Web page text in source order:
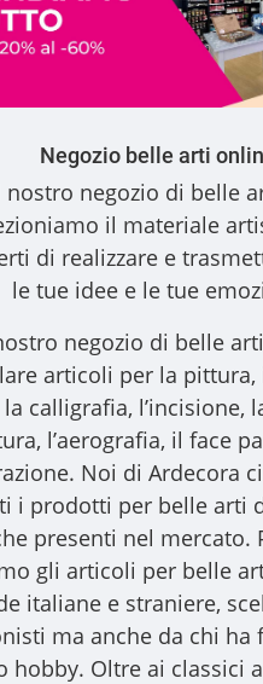
Negozio belle arti
nostro negozio di belle
il materiale
di realizzare e
le tue idee e le tue
negozio di belle arti
articoli per la pittura,
calligrafia, l’incisione,
l’aerografia, il face
Noi di Ardecora
i prodotti per belle arti
presenti nel mercato.
gli articoli per belle
italiane e straniere,
ma anche da chi ha
hobby. Oltre ai classici